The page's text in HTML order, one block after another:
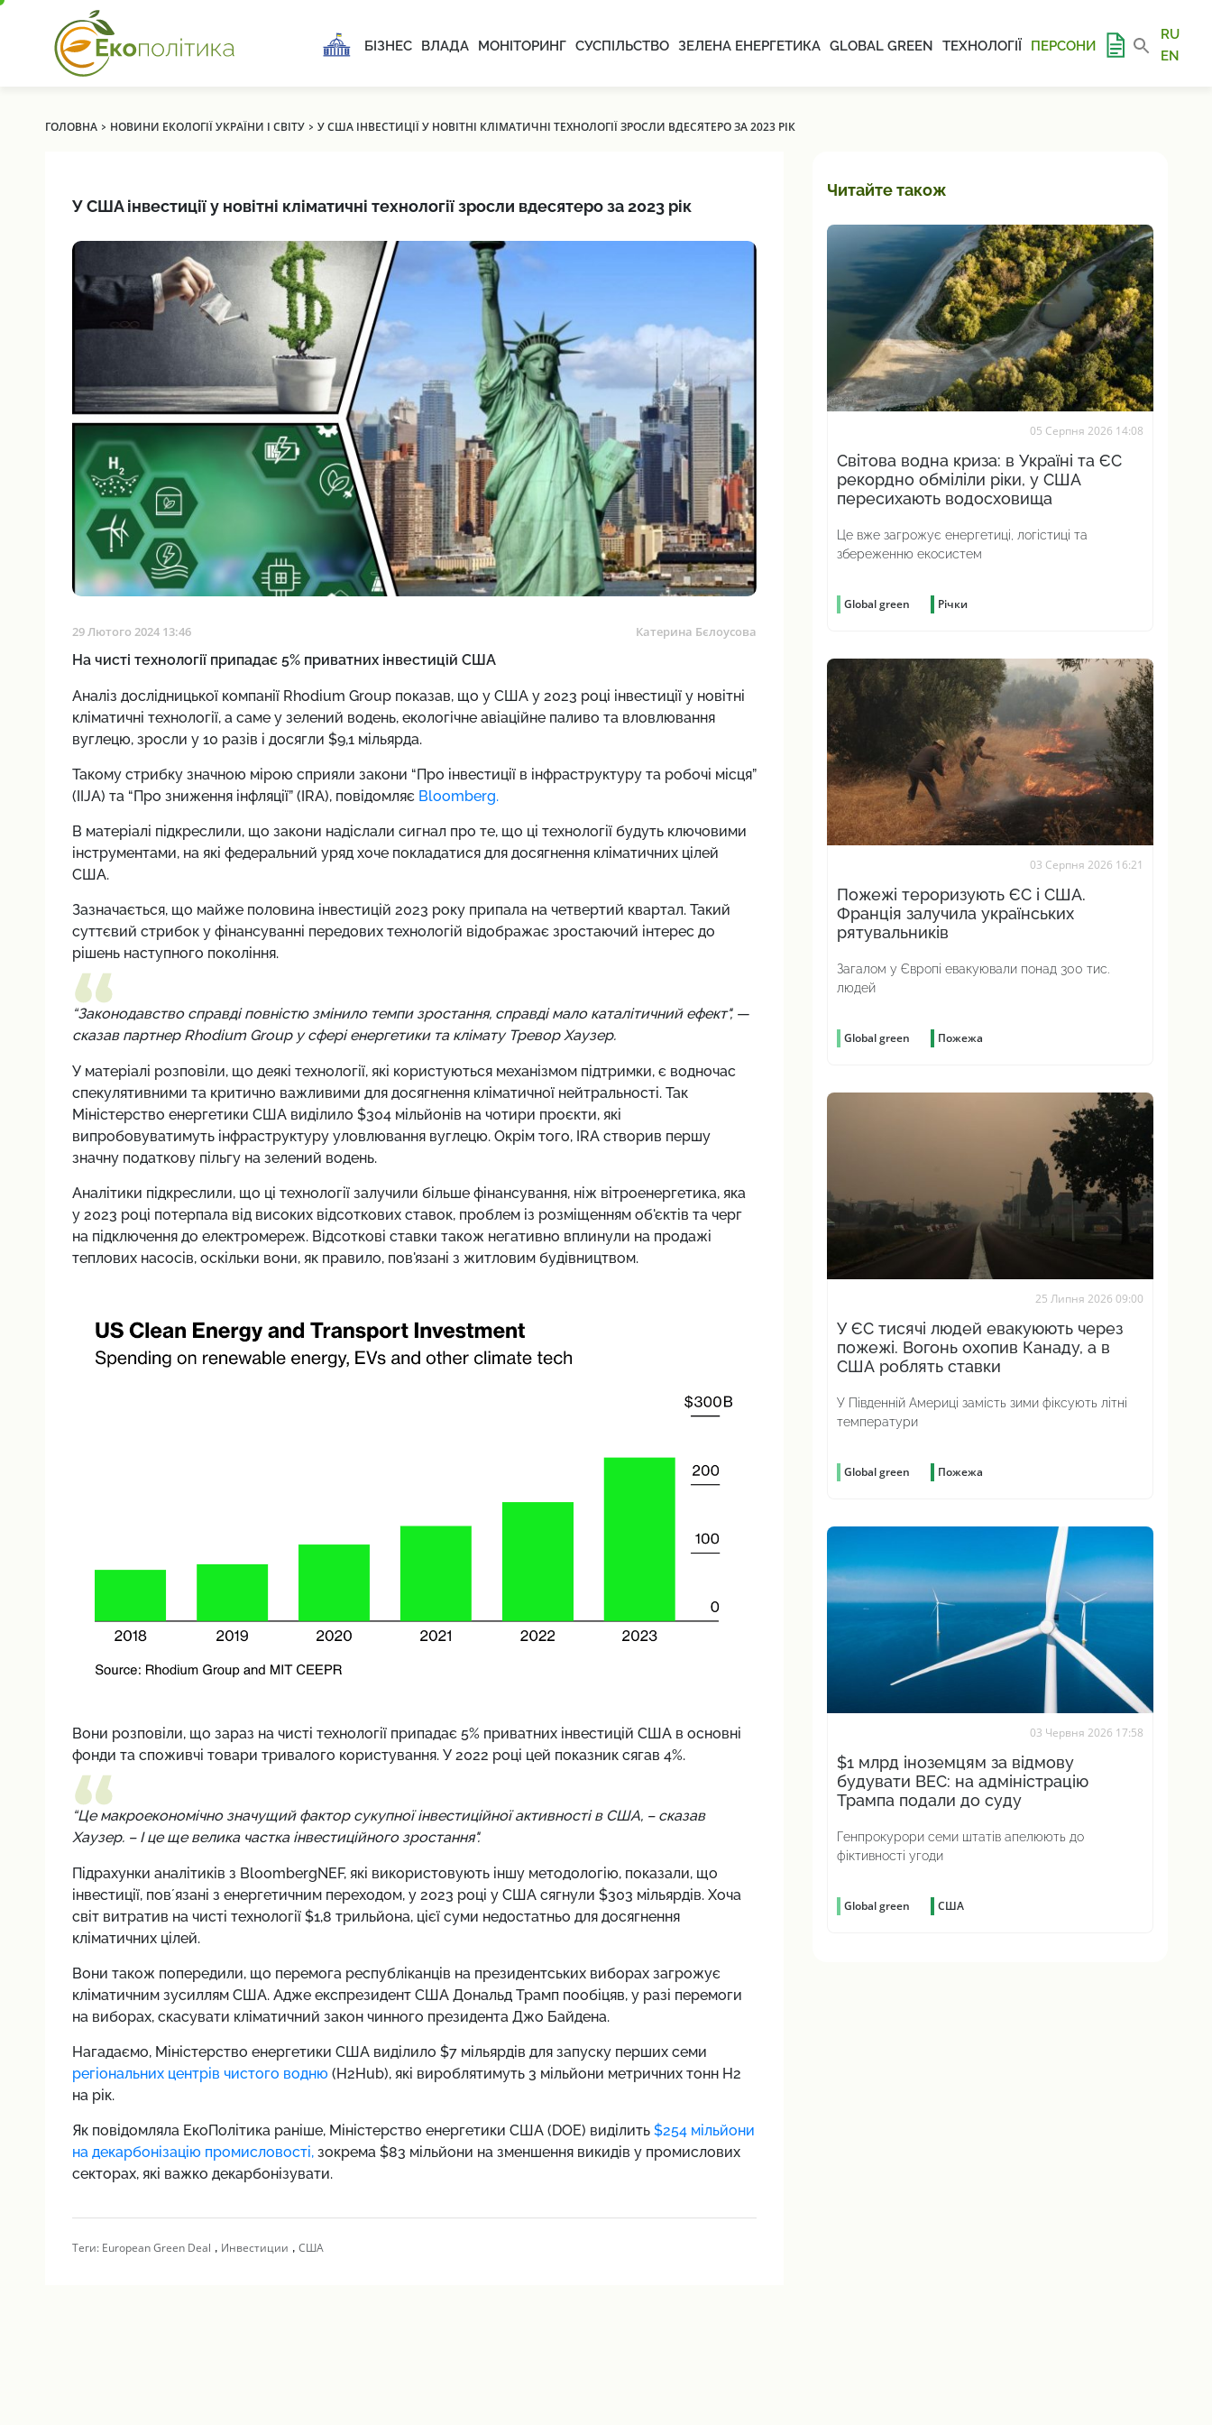
БІЗНЕС ВЛАДА МОНІТОРИНГ СУСПІЛЬСТВО ЗЕЛЕНА ЕНЕРГЕТИКА GLOBAL GREEN ТЕХНОЛОГІЇ ПЕРСОНИ
RU
EN
ГОЛОВНА› НОВИНИ ЕКОЛОГІЇ УКРАЇНИ І СВІТУ› У США ІНВЕСТИЦІЇ У НОВІТНІ КЛІМАТИЧНІ ТЕХНОЛОГІЇ ЗРОСЛИ ВДЕСЯТЕРО ЗА 2023 РІК
У США інвестиції у новітні кліматичні технології зросли вдесятеро за 2023 рік
29 Лютого 2024 13:46 Катерина Бєлоусова
На чисті технології припадає 5% приватних інвестицій США
Аналіз дослідницької компанії Rhodium Group показав, що у США у 2023 році інвестиції у новітні
кліматичні технології, а саме у зелений водень, екологічне авіаційне паливо та вловлювання
вуглецю, зросли у 10 разів і досягли $9,1 мільярда.
Такому стрибку значною мірою сприяли закони “Про інвестиції в інфраструктуру та робочі місця”
(IIJA) та “Про зниження інфляції” (IRA), повідомляє Bloomberg.
В матеріалі підкреслили, що закони надіслали сигнал про те, що ці технології будуть ключовими
інструментами, на які федеральний уряд хоче покладатися для досягнення кліматичних цілей
США.
Зазначається, що майже половина інвестицій 2023 року припала на четвертий квартал. Такий
суттєвий стрибок у фінансуванні передових технологій відображає зростаючий інтерес до
рішень наступного покоління.
“Законодавство справді повністю змінило темпи зростання, справді мало каталітичний ефект", —
сказав партнер Rhodium Group у сфері енергетики та клімату Тревор Хаузер.
У матеріалі розповіли, що деякі технології, які користуються механізмом підтримки, є водночас
спекулятивними та критично важливими для досягнення кліматичної нейтральності. Так
Міністерство енергетики США виділило $304 мільйонів на чотири проєкти, які
випробовуватимуть інфраструктуру уловлювання вуглецю. Окрім того, IRA створив першу
значну податкову пільгу на зелений водень.
Аналітики підкреслили, що ці технології залучили більше фінансування, ніж вітроенергетика, яка
у 2023 році потерпала від високих відсоткових ставок, проблем із розміщенням об'єктів та черг
на підключення до електромереж. Відсоткові ставки також негативно вплинули на продажі
теплових насосів, оскільки вони, як правило, пов'язані з житловим будівництвом.
Вони розповіли, що зараз на чисті технології припадає 5% приватних інвестицій США в основні
фонди та споживчі товари тривалого користування. У 2022 році цей показник сягав 4%.
“Це макроекономічно значущий фактор сукупної інвестиційної активності в США, – сказав
Хаузер. – І це ще велика частка інвестиційного зростання".
Підрахунки аналітиків з BloombergNEF, які використовують іншу методологію, показали, що
інвестиції, повʼязані з енергетичним переходом, у 2023 році у США сягнули $303 мільярдів. Хоча
світ витратив на чисті технології $1,8 трильйона, цієї суми недостатньо для досягнення
кліматичних цілей.
Вони також попередили, що перемога республіканців на президентських виборах загрожує
кліматичним зусиллям США. Адже експрезидент США Дональд Трамп пообіцяв, у разі перемоги
на виборах, скасувати кліматичний закон чинного президента Джо Байдена.
Нагадаємо, Міністерство енергетики США виділило $7 мільярдів для запуску перших семи
регіональних центрів чистого водню (H2Hub), які вироблятимуть 3 мільйони метричних тонн Н2
на рік.
Як повідомляла ЕкоПолітика раніше, Міністерство енергетики США (DOE) виділить $254 мільйони
на декарбонізацію промисловості,зокрема $83 мільйони на зменшення викидів у промислових
секторах, які важко декарбонізувати.
Теги: European Green Deal , Инвестиции , США
Читайте також
05 Серпня 2026 14:08
Світова водна криза: в Україні та ЄС
рекордно обміліли ріки, у США
пересихають водосховища
Це вже загрожує енергетиці, логістиці та
збереженню екосистем
Global green Річки
03 Серпня 2026 16:21
Пожежі тероризують ЄС і США.
Франція залучила українських
рятувальників
Загалом у Європі евакуювали понад 300 тис.
людей
Global green Пожежа
25 Липня 2026 09:00
У ЄС тисячі людей евакуюють через
пожежі. Вогонь охопив Канаду, а в
США роблять ставки
У Південній Америці замість зими фіксують літні
температури
Global green Пожежа
03 Червня 2026 17:58
$1 млрд іноземцям за відмову
будувати ВЕС: на адміністрацію
Трампа подали до суду
Генпрокурори семи штатів апелюють до
фіктивності угоди
Global green США